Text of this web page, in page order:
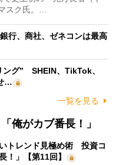
スク氏。…
行、商社、ゼネコンは最高
ング” SHEIN、TikTok、
…
一覧を見る
俺がカブ番長！」
いトレンド見極め術 投資コ
！」【第11回】